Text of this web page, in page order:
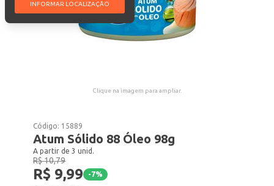
INFORMAR LOCALIZAÇÃO
Clique na imagem para ampliar.
Código: 15889
Atum Sólido 88 Óleo 98g
A partir de 3 unid.
R$ 10,79
R$ 9,99 -7%